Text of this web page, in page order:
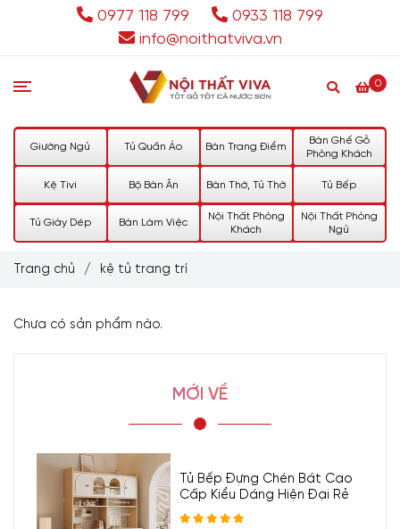
0977 118 799
0933 118 799
info@noithatviva.vn
0
Giường Ngủ Tủ Quần Áo Bàn Trang Điểm
Bàn Ghế Gỗ
Phòng Khách
Kệ Tivi Bộ Bàn Ăn Bàn Thờ, Tủ Thờ Tủ Bếp
Tủ Giày Dép Bàn Làm Việc
Nội Thất Phòng
Khách
Nội Thất Phòng
Ngủ
Trang chủ / kệ tủ trang trí
Chưa có sản phẩm nào.
MỚI VỀ
Tủ Bếp Đựng Chén Bát Cao
Cấp Kiểu Dáng Hiện Đại Rẻ